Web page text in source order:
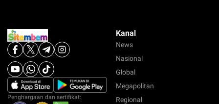
Penghargaan dan sertifikat:
Kanal
News
Nasional
Global
Megapolitan
Regional